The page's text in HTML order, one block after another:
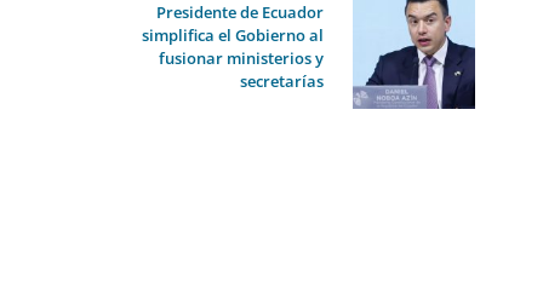
Presidente de Ecuador
simplifica el Gobierno al
fusionar ministerios y
secretarías